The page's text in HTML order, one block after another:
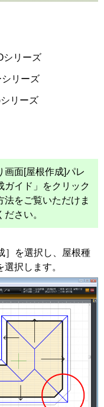
シリーズ
リーズ
リーズ
画面[屋根作成]パレ
ガイド」をクリック
をご覧いただけま
さい。
］を選択し、屋根種
択します。